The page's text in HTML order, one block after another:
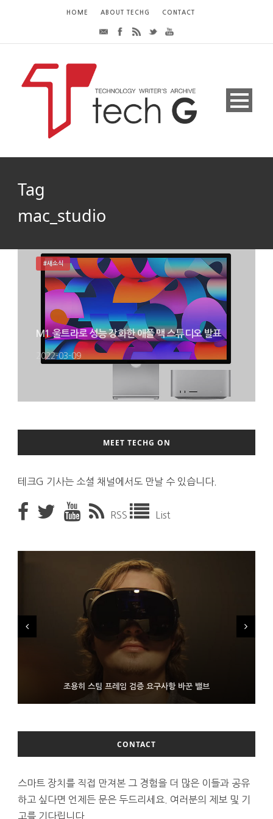
HOME ABOUT TECHG CONTACT
Tag
mac_studio
M1 울트라로 성능 강화한 애플 맥 스튜디오 발표
2022-03-09
#새소식
MEET TECHG ON
테크G 기사는 소셜 채널에서도 만날 수 있습니다.
RSS List
조용히 스팀 프레임 검증 요구사항 바꾼 밸브
9월 4일부터 서비스 접는 안드로이드 장치용 구글 어시스턴트
보인 삼성전자
CONTACT
스마트 장치를 직접 만져본 그 경험을 더 많은 이들과 공유
하고 싶다면 언제든 문은 두드리세요. 여러분의 제보 및 기
고를 기다립니다.